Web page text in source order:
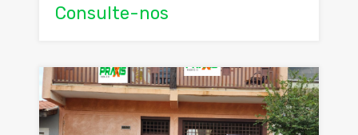
Consulte-nos